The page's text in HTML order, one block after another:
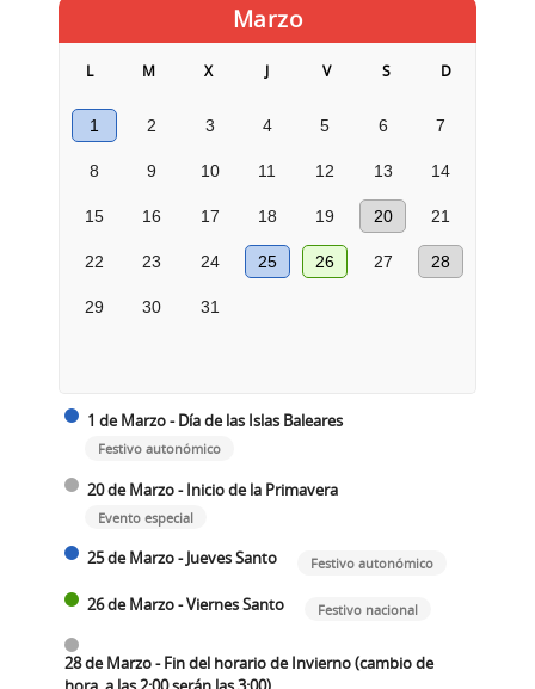
Marzo
L M X J V S D
1 2 3 4 5 6 7
8 9 10 11 12 13 14
15 16 17 18 19 20 21
22 23 24 25 26 27 28
29 30 31
1 de Marzo - Día de las Islas Baleares
Festivo autonómico
20 de Marzo - Inicio de la Primavera
Evento especial
25 de Marzo - Jueves Santo Festivo autonómico
26 de Marzo - Viernes Santo Festivo nacional
28 de Marzo - Fin del horario de Invierno (cambio de